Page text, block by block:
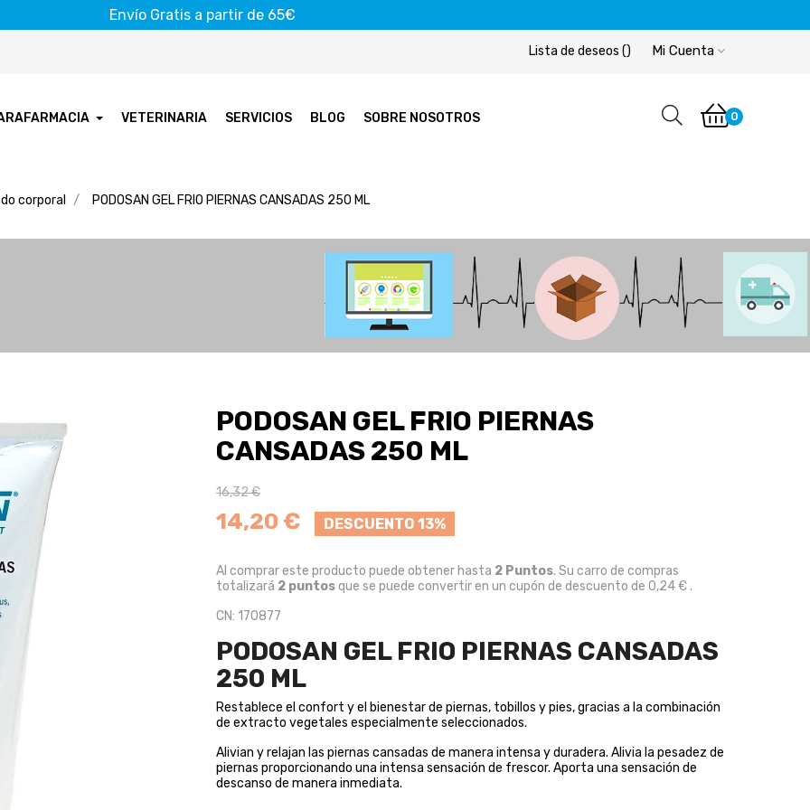
Envío Gratis a partir de 65€
Mi Cuenta
Lista de deseos ()
VETERINARIA SERVICIOS BLOG SOBRE NOSOTROS 0
corporal PODOSAN GEL FRIO PIERNAS CANSADAS 250 ML
PODOSAN GEL FRIO PIERNAS
CANSADAS 250 ML
16,32 €
14,20 € DESCUENTO 13%
Al comprar este producto puede obtener hasta 2 Puntos. Su carro de compras
totalizará 2 puntosque se puede convertir en un cupón de descuento de 0,24 €.
CN: 170877
PODOSAN GEL FRIO PIERNAS CANSADAS
250 ML
Restablece el confort y el bienestar de piernas, tobillos y pies, gracias a la combinación
de extracto vegetales especialmente seleccionados.
Alivian y relajan las piernas cansadas de manera intensa y duradera. Alivia la pesadez de
piernas proporcionando una intensa sensación de frescor. Aporta una sensación de
descanso de manera inmediata.